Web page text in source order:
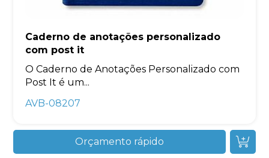
Caderno de anotações personalizado
com post it
O Caderno de Anotações Personalizado com
Post It é um...
AVB-08207
Orçamento rápido